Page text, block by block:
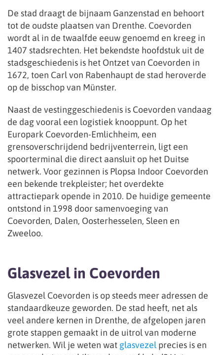
De stad draagt de bijnaam Ganzenstad en behoort
tot de oudste plaatsen van Drenthe. Coevorden
wordt al in de twaalfde eeuw genoemd en kreeg in
1407 stadsrechten. Het bekendste hoofdstuk uit de
stadsgeschiedenis is het Ontzet van Coevorden in
1672, toen Carl von Rabenhaupt de stad heroverde
op de bisschop van Münster.
Naast de vestinggeschiedenis is Coevorden vandaag
de dag vooral een logistiek knooppunt. Op het
Europark Coevorden-Emlichheim, een
grensoverschrijdend bedrijventerrein, ligt een
spoorterminal die direct aansluit op het Duitse
netwerk. Voor gezinnen is Plopsa Indoor Coevorden
een bekende trekpleister; het overdekte
attractiepark opende in 2010. De huidige gemeente
ontstond in 1998 door samenvoeging van
Coevorden, Dalen, Oosterhesselen, Sleen en
Zweeloo.
Glasvezel in Coevorden
Glasvezel Coevorden is op steeds meer adressen de
standaardkeuze geworden. De stad heeft, net als
veel andere kernen in Drenthe, de afgelopen jaren
grote stappen gemaakt in de uitrol van moderne
netwerken. Wil je weten wat glasvezel precies is en